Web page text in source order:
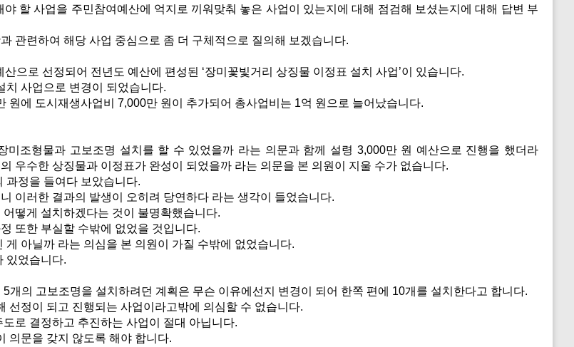
할 사업을 주민참여예산에 억지로 끼워맞춰 놓은 사업이 있는지에 대해 점검해 보셨는지에 대해 답변 부
관련하여 해당 사업 중심으로 좀 더 구체적으로 질의해 보겠습니다.
으로 선정되어 전년도 예산에 편성된 ‘장미꽃빛거리 상징물 이정표 설치 사업’이 있습니다.
치 사업으로 변경이 되었습니다.
원에 도시재생사업비 7,000만 원이 추가되어 총사업비는 1억 원으로 늘어났습니다.
미조형물과 고보조명 설치를 할 수 있었을까 라는 의문과 함께 설령 3,000만 원 예산으로 진행을 했더라
우수한 상징물과 이정표가 완성이 되었을까 라는 의문을 본 의원이 지울 수가 없습니다.
과정을 들여다 보았습니다.
이러한 결과의 발생이 오히려 당연하다 라는 생각이 들었습니다.
떻게 설치하겠다는 것이 불명확했습니다.
또한 부실할 수밖에 없었을 것입니다.
아닐까 라는 의심을 본 의원이 가질 수밖에 없었습니다.
있었습니다.
개의 고보조명을 설치하려던 계획은 무슨 이유에선지 변경이 되어 한쪽 편에 10개를 설치한다고 합니다.
선정이 되고 진행되는 사업이라고밖에 의심할 수 없습니다.
로 결정하고 추진하는 사업이 절대 아닙니다.
의문을 갖지 않도록 해야 합니다.